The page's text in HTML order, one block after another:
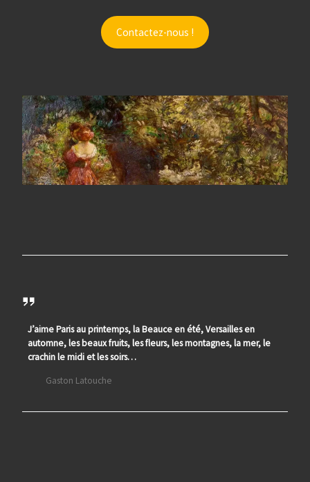
Contactez-nous !
J’aime Paris au printemps, la Beauce en été, Versailles en
automne, les beaux fruits, les fleurs, les montagnes, la mer, le
crachin le midi et les soirs…
Gaston Latouche